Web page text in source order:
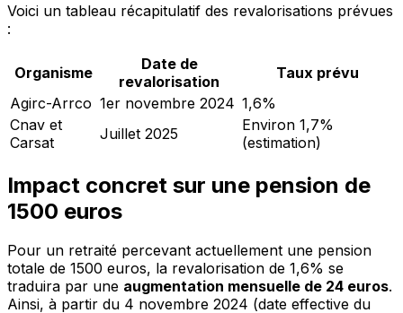
Voici un tableau récapitulatif des revalorisations prévues
:
Organisme
Date de
revalorisation
Taux prévu
Agirc-Arrco 1er novembre 2024 1,6%
Cnav et
Carsat
Juillet 2025
Environ 1,7%
(estimation)
Impact concret sur une pension de
1500 euros
Pour un retraité percevant actuellement une pension
totale de 1500 euros, la revalorisation de 1,6% se
traduira par une augmentation mensuelle de 24 euros.
Ainsi, à partir du 4 novembre 2024 (date effective du